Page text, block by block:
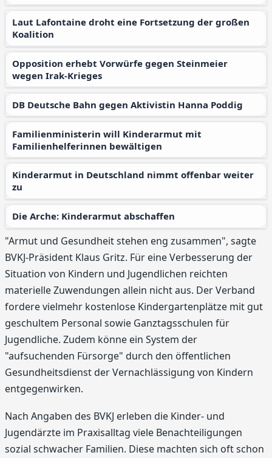
Laut Lafontaine droht eine Fortsetzung der großen
Koalition
Opposition erhebt Vorwürfe gegen Steinmeier
wegen Irak-Krieges
DB Deutsche Bahn gegen Aktivistin Hanna Poddig
Familienministerin will Kinderarmut mit
Familienhelferinnen bewältigen
Kinderarmut in Deutschland nimmt offenbar weiter
zu
Die Arche: Kinderarmut abschaffen
"Armut und Gesundheit stehen eng zusammen", sagte
BVKJ-Präsident Klaus Gritz. Für eine Verbesserung der
Situation von Kindern und Jugendlichen reichten
materielle Zuwendungen allein nicht aus. Der Verband
fordere vielmehr kostenlose Kindergartenplätze mit gut
geschultem Personal sowie Ganztagsschulen für
Jugendliche. Zudem könne ein System der
"aufsuchenden Fürsorge" durch den öffentlichen
Gesundheitsdienst der Vernachlässigung von Kindern
entgegenwirken.
Nach Angaben des BVKJ erleben die Kinder- und
Jugendärzte im Praxisalltag viele Benachteiligungen
sozial schwacher Familien. Diese machten sich oft schon